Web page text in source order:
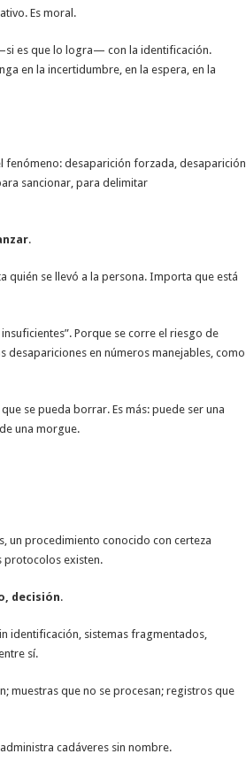
Es moral.
es que lo logra— con la identificación.
en la incertidumbre, en la espera, en la
fenómeno: desaparición forzada, desaparición
sancionar, para delimitar
.
quién se llevó a la persona. Importa que está
Porque se corre el riesgo de
desapariciones en números manejables, como
se pueda borrar. Es más: puede ser una
una morgue.
un procedimiento conocido con certeza
protocolos existen.
decisión.
identificación, sistemas fragmentados,
sí.
muestras que no se procesan; registros que
cadáveres sin nombre.